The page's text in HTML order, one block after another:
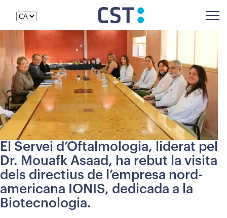
El Servei d’Oftalmologia, liderat pel
Dr. Mouafk Asaad, ha rebut la visita
dels directius de l’empresa nord-
americana IONIS, dedicada a la
Biotecnologia.